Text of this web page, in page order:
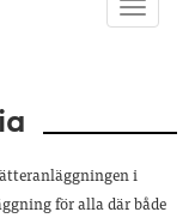
Toggle
i
för alla där både